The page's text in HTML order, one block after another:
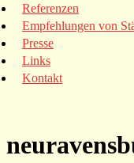
Referenzen
Empfehlungen von
Presse
Links
Kontakt